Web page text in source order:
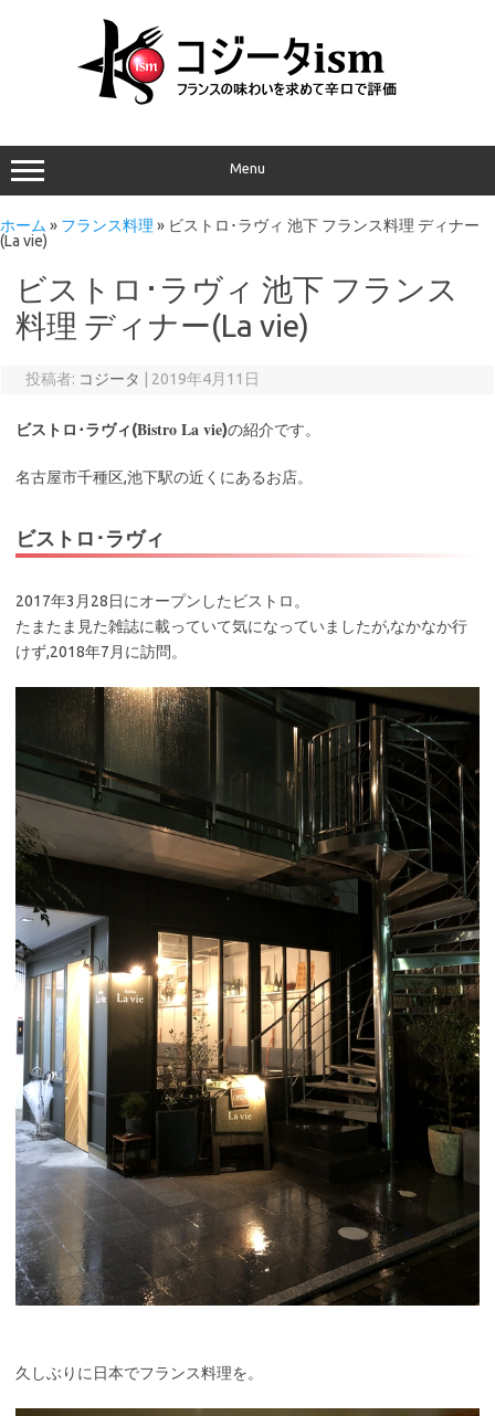
Menu
ホーム » フランス料理 » ビストロ･ラヴィ 池下 フランス料理 ディナー
(La vie)
ビストロ･ラヴィ 池下 フランス
料理 ディナー(La vie)
投稿者: コジータ 2019年4月11日
ビストロ･ラヴィ(Bistro La vie)の紹介です。
名古屋市千種区,池下駅の近くにあるお店。
ビストロ･ラヴィ
2017年3月28日にオープンしたビストロ。
たまたま見た雑誌に載っていて気になっていましたが,なかなか行
けず,2018年7月に訪問。
久しぶりに日本でフランス料理を。